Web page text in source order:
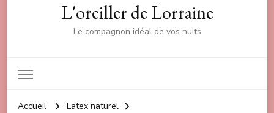
L'oreiller de Lorraine
Le compagnon idéal de vos nuits
Accueil
Latex naturel